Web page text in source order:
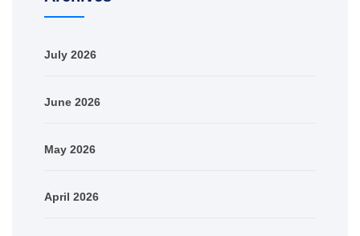
July 2026
June 2026
May 2026
April 2026